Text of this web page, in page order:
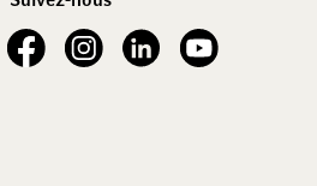
See our FacebookSee our Instagram account
See our LinkedInSee our YouTube channel